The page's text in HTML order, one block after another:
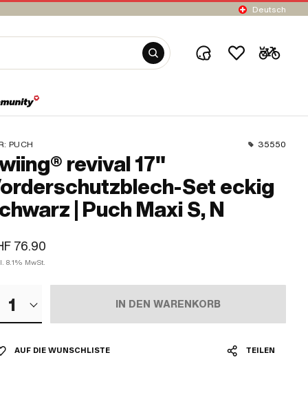
Deutsch
PUCH 35550
revival 17"
Set eckig
| Puch Maxi S, N
76.90
8.1% MwSt.
1 IN DEN WARENKORB
AUF DIE WUNSCHLISTE TEILEN